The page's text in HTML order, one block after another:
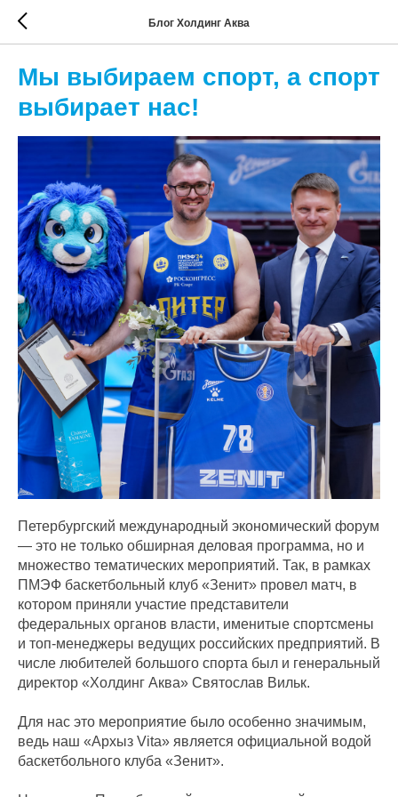
Блог Холдинг Аква
Мы выбираем спорт, а спорт
выбирает нас!
Петербургский международный экономический форум
— это не только обширная деловая программа, но и
множество тематических мероприятий. Так, в рамках
ПМЭФ баскетбольный клуб «Зенит» провел матч, в
котором приняли участие представители
федеральных органов власти, именитые спортсмены
и топ-менеджеры ведущих российских предприятий. В
числе любителей большого спорта был и генеральный
директор «Холдинг Аква» Святослав Вильк.
Для нас это мероприятие было особенно значимым,
ведь наш «Архыз Vita» является официальной водой
баскетбольного клуба «Зенит».